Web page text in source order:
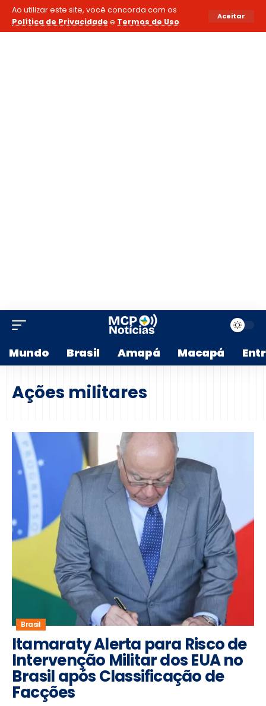
Ao utilizar este site, você concorda com os
Política de Privacidade e Termos de Uso.
Aceitar
Mundo Brasil Amapá Macapá
Ações militares
Brasil
Itamaraty Alerta para Risco de
Intervenção Militar dos EUA no
Brasil após Classificação de
Facções